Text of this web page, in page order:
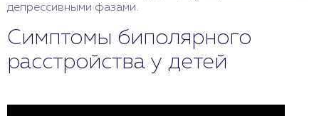
депрессивными фазами.
Симптомы биполярного
расстройства у детей